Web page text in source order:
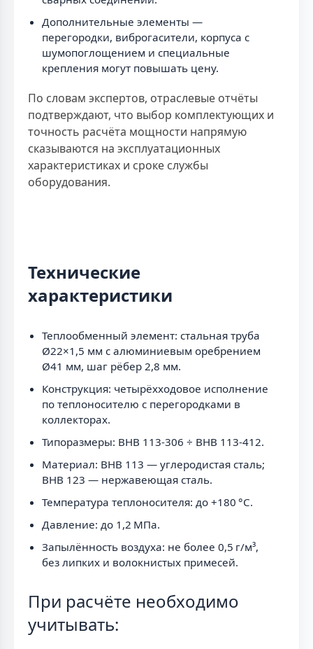
Дополнительные элементы —
перегородки, виброгасители, корпуса с
шумопоглощением и специальные
крепления могут повышать цену.
По словам экспертов, отраслевые отчёты
подтверждают, что выбор комплектующих и
точность расчёта мощности напрямую
сказываются на эксплуатационных
характеристиках и сроке службы
оборудования.
Технические
характеристики
Теплообменный элемент: стальная труба
Ø22×1,5 мм с алюминиевым оребрением
Ø41 мм, шаг рёбер 2,8 мм.
Конструкция: четырёхходовое исполнение
по теплоносителю с перегородками в
коллекторах.
Типоразмеры: ВНВ 113-306 ÷ ВНВ 113-412.
Материал: ВНВ 113 — углеродистая сталь;
ВНВ 123 — нержавеющая сталь.
Температура теплоносителя: до +180 °C.
Давление: до 1,2 МПа.
Запылённость воздуха: не более 0,5 г/м³,
без липких и волокнистых примесей.
При расчёте необходимо
учитывать: